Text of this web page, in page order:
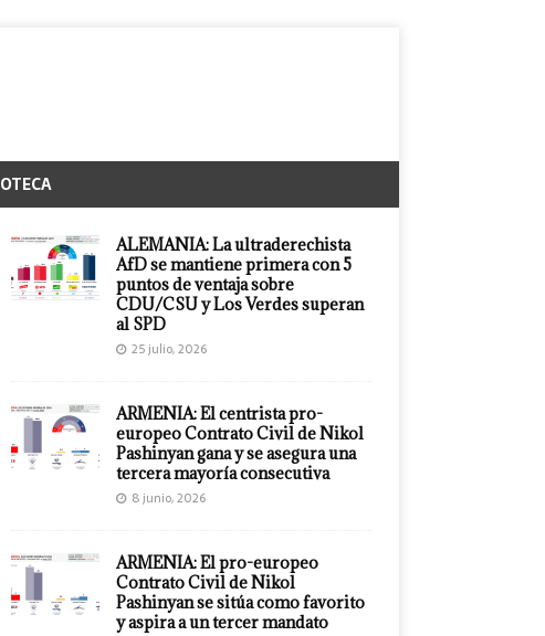
ALEMANIA: La ultraderechista
AfD se mantiene primera con 5
puntos de ventaja sobre
CDU/CSU y Los Verdes superan
al SPD
25 julio, 2026
ARMENIA: El centrista pro-
europeo Contrato Civil de Nikol
Pashinyan gana y se asegura una
tercera mayoría consecutiva
8 junio, 2026
ARMENIA: El pro-europeo
Contrato Civil de Nikol
Pashinyan se sitúa como favorito
y aspira a un tercer mandato